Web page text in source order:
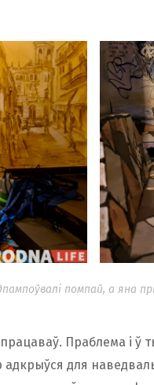
помпай, а яна
Праблема і ў
для